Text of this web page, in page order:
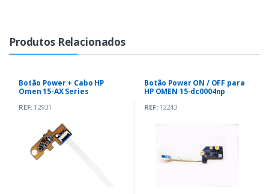
Produtos Relacionados
Botão Power + Cabo HP
Omen 15-AX Series
REF:12931
Botão Power ON / OFF para
HP OMEN 15-dc0004np
REF:12243